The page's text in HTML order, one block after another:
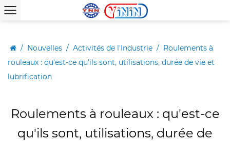
/ Nouvelles / Activités de l'Industrie / Roulements à
rouleaux : qu'est-ce qu'ils sont, utilisations, durée de vie et
lubrification
Roulements à rouleaux : qu'est-ce
qu'ils sont, utilisations, durée de